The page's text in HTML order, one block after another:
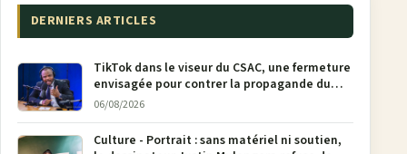
DERNIERS ARTICLES
TikTok dans le viseur du CSAC, une fermeture
envisagée pour contrer la propagande du
M23
06/08/2026
Culture - Portrait : sans matériel ni soutien,